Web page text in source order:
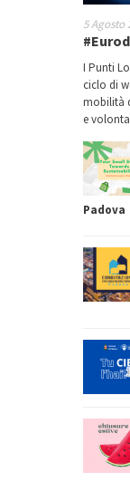
5 Agosto
I Punti
ciclo di
mobilità
e
Padova